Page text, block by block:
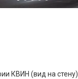
КВИН (вид на стену)